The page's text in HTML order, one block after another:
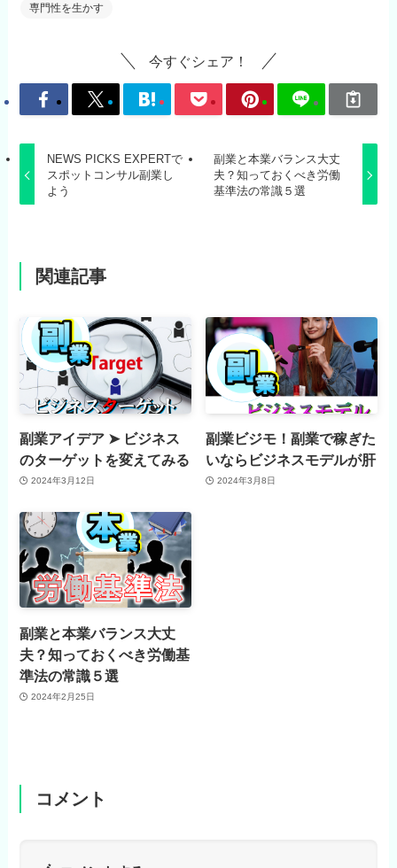
専門性を生かす
今すぐシェア！
NEWS PICKS EXPERTで
スポットコンサル副業し
よう
副業と本業バランス大丈
夫？知っておくべき労働
基準法の常識５選
関連記事
副業アイデア ➤ ビジネス
のターゲットを変えてみる
2024年3月12日
副業ビジモ！副業で稼ぎた
いならビジネスモデルが肝
2024年3月8日
副業と本業バランス大丈
夫？知っておくべき労働基
準法の常識５選
2024年2月25日
コメント